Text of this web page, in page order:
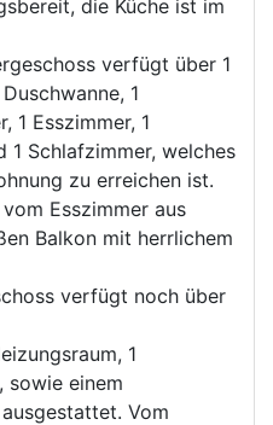
die Küche ist im
verfügt über 1
1
1 Esszimmer, 1
1 Schlafzimmer, welches
zu erreichen ist.
Esszimmer aus
Balkon mit herrlichem
verfügt noch über
1
sowie einem
Vom